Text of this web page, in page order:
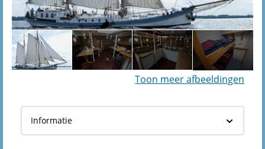
Toon meer afbeeldingen